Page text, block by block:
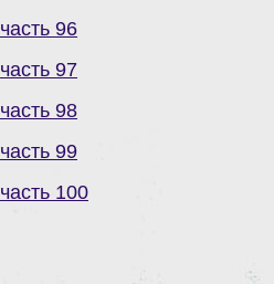
часть 96
часть 97
часть 98
часть 99
часть 100